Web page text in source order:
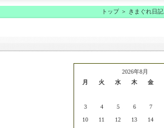
トップ きまぐれ日記
2026年8月
月
火 水 木 金
3
4 5 6 7
10
11 12 13 14